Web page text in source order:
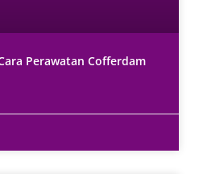
Perawatan Cofferdam